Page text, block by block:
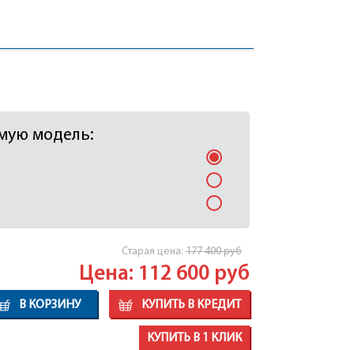
модель:
Cтарая цена: 177 400руб
Цена: 112 600 руб
В КОРЗИНУ КУПИТЬ В КРЕДИТ
КУПИТЬ В 1 КЛИК